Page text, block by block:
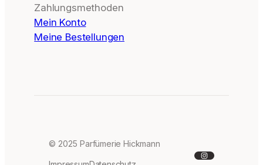
Zahlungsmethoden
Mein Konto
Meine Bestellungen
© 2025 Parfümerie Hickmann
Instagram